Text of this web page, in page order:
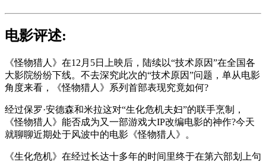
电影评述:
《怪物猎人》在12月5日上映后，陆续以“技术原因”在全国各
大影院纷纷下线。不去深究此次的“技术原因”问题，单从电影
角度来看，《怪物猎人》系列首部表现究竟如何?
经过保罗·安德森和米拉这对“生化危机夫妇”的联手烹制，
《怪物猎人》能否成为又一部游戏大IP改编电影的神作?今天
就聊聊近期处于风波中的电影《怪物猎人》。
《生化危机》在经过长达十多年的时间里终于在第六部划上句